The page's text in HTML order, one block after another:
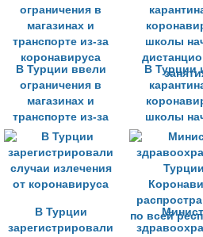
экономики от
негативного
воздействия
коронавируса
В Турции ввели
ограничения в
магазинах и
транспорте из-за
коронавируса
В Турции
школы
В Турции
зарегистрировали